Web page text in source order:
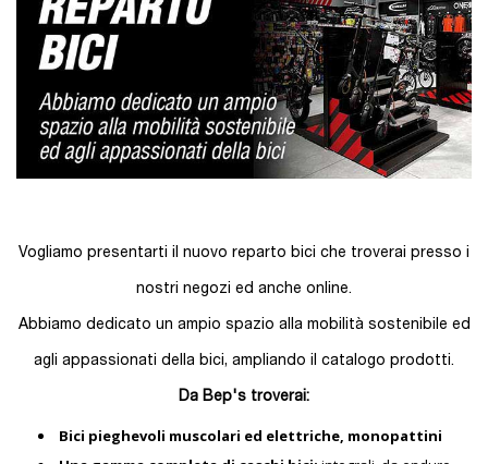
Vogliamo presentarti il nuovo reparto bici che troverai presso i
nostri negozi ed anche online.
Abbiamo dedicato un ampio spazio alla mobilità sostenibile ed
agli appassionati della bici, ampliando il catalogo prodotti.
Da Bep's troverai:
Bici pieghevoli muscolari ed elettriche, monopattini